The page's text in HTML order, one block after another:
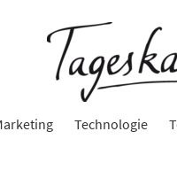
Technologie